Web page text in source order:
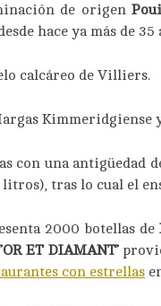
de origen
hace ya más de
calcáreo de Villiers.
Kimmeridgiense
con una antigüedad
tras lo cual el
2000 botellas de
ET DIAMANT’
con estrellas